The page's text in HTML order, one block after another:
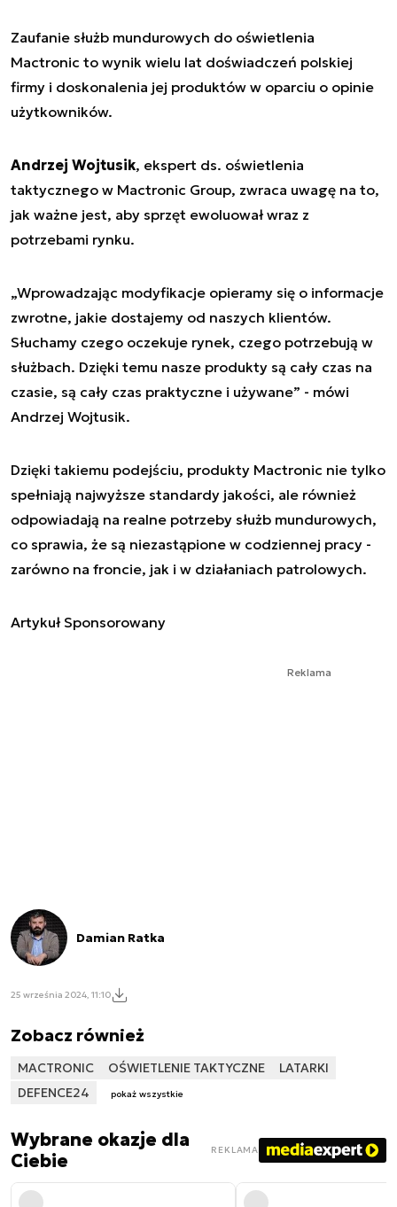
Zaufanie służb mundurowych do oświetlenia
Mactronic to wynik wielu lat doświadczeń polskiej
firmy i doskonalenia jej produktów w oparciu o opinie
użytkowników.
Andrzej Wojtusik, ekspert ds. oświetlenia
taktycznego w Mactronic Group, zwraca uwagę na to,
jak ważne jest, aby sprzęt ewoluował wraz z
potrzebami rynku.
„Wprowadzając modyfikacje opieramy się o informacje
zwrotne, jakie dostajemy od naszych klientów.
Słuchamy czego oczekuje rynek, czego potrzebują w
służbach. Dzięki temu nasze produkty są cały czas na
czasie, są cały czas praktyczne i używane” - mówi
Andrzej Wojtusik.
Dzięki takiemu podejściu, produkty Mactronic nie tylko
spełniają najwyższe standardy jakości, ale również
odpowiadają na realne potrzeby służb mundurowych,
co sprawia, że są niezastąpione w codziennej pracy -
zarówno na froncie, jak i w działaniach patrolowych.
Artykuł Sponsorowany
Reklama
Damian Ratka
25 września 2024, 11:10
Zobacz również
MACTRONIC OŚWIETLENIE TAKTYCZNE
LATARKI
DEFENCE24
pokaż wszystkie
Wybrane okazje dla
Ciebie
REKLAMA